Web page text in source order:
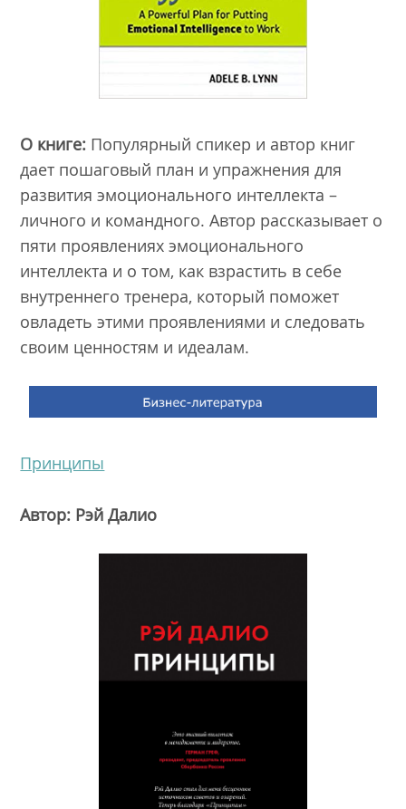
О книге: Популярный спикер и автор книг
дает пошаговый план и упражнения для
развития эмоционального интеллекта –
личного и командного. Автор рассказывает о
пяти проявлениях эмоционального
интеллекта и о том, как взрастить в себе
внутреннего тренера, который поможет
овладеть этими проявлениями и следовать
своим ценностям и идеалам.
Принципы
Автор: Рэй Далио